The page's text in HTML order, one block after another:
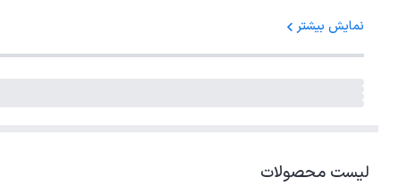
نمایش بیشتر
لیست محصولات